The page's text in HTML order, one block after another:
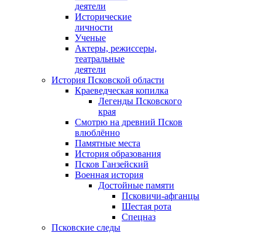
деятели
Исторические
личности
Ученые
Актеры, режиссеры,
театральные
деятели
История Псковской области
Краеведческая копилка
Легенды Псковского
края
Смотрю на древний Псков
влюблённо
Памятные места
История образования
Псков Ганзейский
Военная история
Достойные памяти
Псковичи-афганцы
Шестая рота
Спецназ
Псковские следы